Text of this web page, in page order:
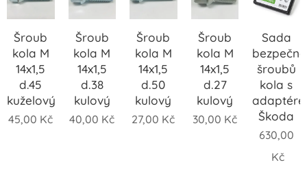
Šroub
kola M
14x1,5
d.45
kuželový
45,00 Kč
Šroub
kola M
14x1,5
d.38
kulový
40,00 Kč
Šroub
kola M
14x1,5
d.50
kulový
27,00 Kč
Šroub
kola M
14x1,5
d.27
kulový
30,00 Kč
Sada
šroubů
kola s
Škoda
630,00
Kč